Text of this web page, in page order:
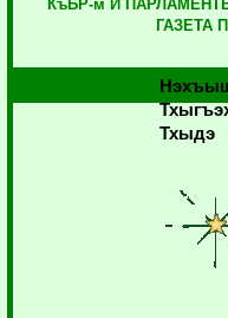
КъБР-м И
ГАЗЕТА
Тхыдэ